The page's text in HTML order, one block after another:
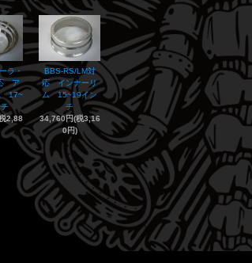
ラ・
ア
17~
2,88
BBS-RS/LM対
応 インナーリ
ム 15~19イン
チ
34,760円(税3,16
0円)